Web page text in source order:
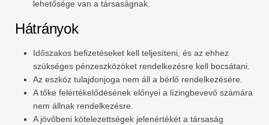
lehetősége van a társaságnak.
Hátrányok
Időszakos befizetéseket kell teljesíteni, és az ehhez
szükséges pénzeszközöket rendelkezésre kell bocsátani.
Az eszköz tulajdonjoga nem áll a bérlő rendelkezésére.
A tőke felértékelődésének előnyei a lízingbevevő számára
nem állnak rendelkezésre.
A jövőbeni kötelezettségek jelenértékét a társaság